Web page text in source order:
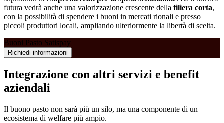
futura vedrà anche una valorizzazione crescente della filiera corta,
con la possibilità di spendere i buoni in mercati rionali e presso
piccoli produttori locali, ampliando ulteriormente la libertà di scelta.
Buoni Pasto Satispay
Richiedi informazioni
Integrazione con altri servizi e benefit
aziendali
Il buono pasto non sarà più un silo, ma una componente di un
ecosistema di welfare più ampio.